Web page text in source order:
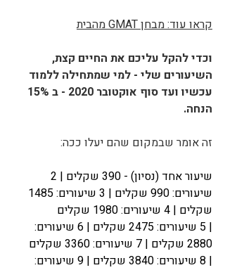
קראו עוד: מבחן GMAT מהבית
וכדי להקל עליכם את החיים קצת,
השיעורים שלי - למי שמתחילה ללמוד
הנחה.
זה אומר שבמקום שהם יעלו ככה:
שקלים | 4 שיעורים: 1980 שקלים
| 5 שיעורים: 2475 שקלים | 6 שיעורים:
2880 שקלים | 7 שיעורים: 3360 שקלים
| 8 שיעורים: 3840 שקלים | 9 שיעורים: